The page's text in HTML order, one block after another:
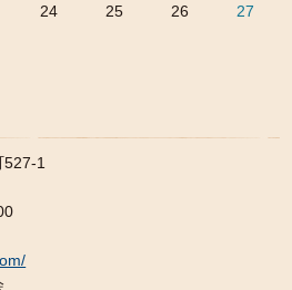
24 25 26 27
1